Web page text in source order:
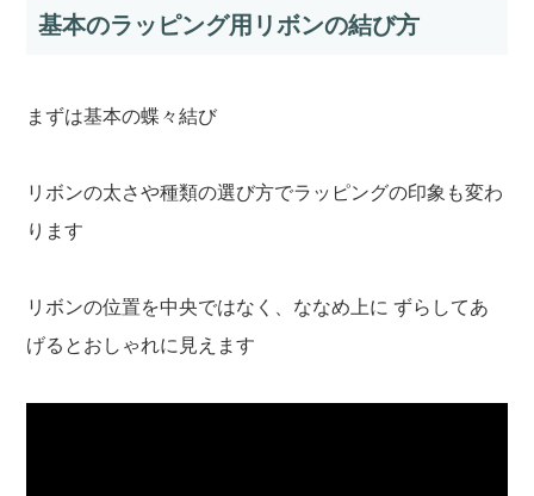
基本のラッピング用リボンの結び方
まずは基本の蝶々結び
リボンの太さや種類の選び方でラッピングの印象も変わ
ります
リボンの位置を中央ではなく、ななめ上に ずらしてあ
げるとおしゃれに見えます